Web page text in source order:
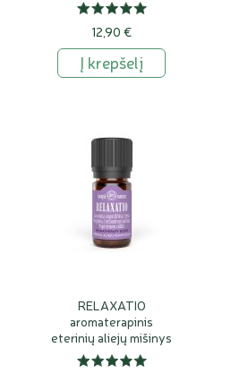
12,90 €
Į krepšelį
RELAXATIO
aromaterapinis
eterinių aliejų mišinys